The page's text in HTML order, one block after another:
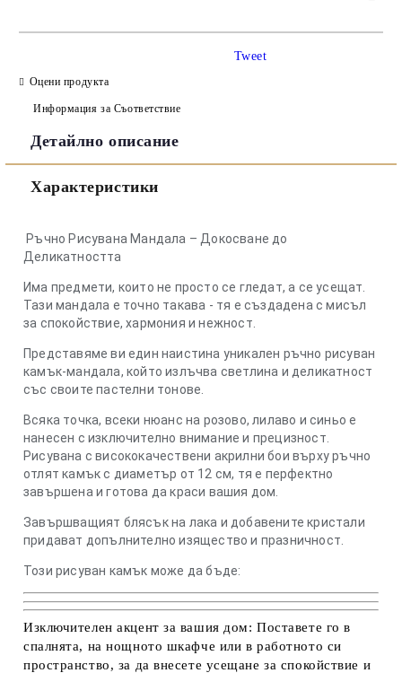
Ние ще се свържем с вас в рамките на работния ден.
Tweet
Оцени продукта
Информация за Съответствие
Детайлно описание
Характеристики
Ръчно Рисувана Мандала – Докосване до
Деликатността
Има предмети, които не просто се гледат, а се усещат.
Тази мандала е точно такава - тя е създадена с мисъл
за спокойствие, хармония и нежност.
Представяме ви един наистина уникален ръчно рисуван
камък-мандала, който излъчва светлина и деликатност
със своите пастелни тонове.
Всяка точка, всеки нюанс на розово, лилаво и синьо е
нанесен с изключително внимание и прецизност.
Рисувана с висококачествени акрилни бои върху ръчно
отлят камък с диаметър от 12 см, тя е перфектно
завършена и готова да краси вашия дом.
Завършващият блясък на лака и добавените кристали
придават допълнително изящество и празничност.
Този рисуван камък може да бъде:
Изключителен акцент за вашия дом: Поставете го в
спалнята, на нощното шкафче или в работното си
пространство, за да внесете усещане за спокойствие и